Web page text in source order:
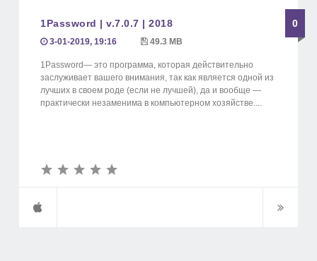
1Password | v.7.0.7 | 2018 0
3-01-2019, 19:16 49.3 MB
1Password— это программа, которая действительно
заслуживает вашего внимания, так как является одной из
лучших в своем роде (если не лучшей), да и вообще —
практически незаменима в компьютерном хозяйстве....